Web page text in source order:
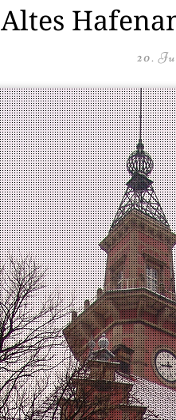
Altes
20.